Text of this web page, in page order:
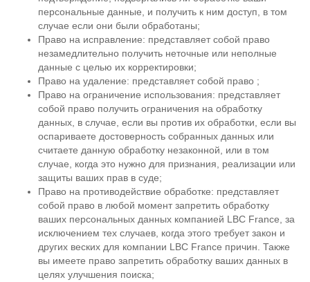
персональные данные, и получить к ним доступ, в том
случае если они были обработаны;
Право на исправление: представляет собой право
незамедлительно получить неточные или неполные
данные с целью их корректировки;
Право на удаление: представляет собой право ;
Право на ограничение использования: представляет
собой право получить ограничения на обработку
данных, в случае, если вы против их обработки, если вы
оспариваете достоверность собранных данных или
считаете данную обработку незаконной, или в том
случае, когда это нужно для признания, реализации или
защиты ваших прав в суде;
Право на противодействие обработке: представляет
собой право в любой момент запретить обработку
ваших персональных данных компанией LBC France, за
исключением тех случаев, когда этого требует закон и
других веских для компании LBC France причин. Также
вы имеете право запретить обработку ваших данных в
целях улучшения поиска;